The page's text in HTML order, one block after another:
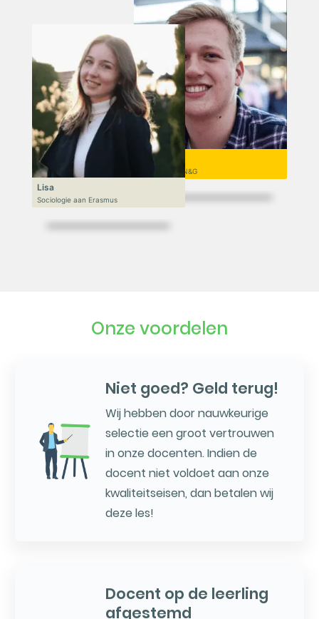
Niek
VWO 6, N&T/N&G
Lisa
Sociologie aan Erasmus
Onze voordelen
Niet goed? Geld terug!
Wij hebben door nauwkeurige
selectie een groot vertrouwen
in onze docenten. Indien de
docent niet voldoet aan onze
kwaliteitseisen, dan betalen wij
deze les!
Docent op de leerling
afgestemd